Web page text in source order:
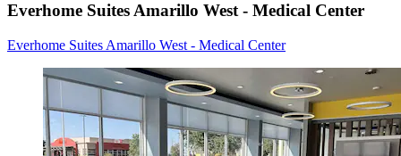
Everhome Suites Amarillo West - Medical Center
Everhome Suites Amarillo West - Medical Center